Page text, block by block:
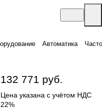
Автоматика
132 771 руб.
Цена указана с учётом НДС
22%